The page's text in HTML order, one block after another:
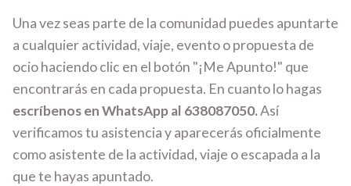
Una vez seas parte de la comunidad puedes apuntarte
a cualquier actividad, viaje, evento o propuesta de
ocio haciendo clic en el botón "¡Me Apunto!" que
encontrarás en cada propuesta. En cuanto lo hagas
escríbenos en WhatsApp al 638087050.Así
verificamos tu asistencia y aparecerás oficialmente
como asistente de la actividad, viaje o escapada a la
que te hayas apuntado.